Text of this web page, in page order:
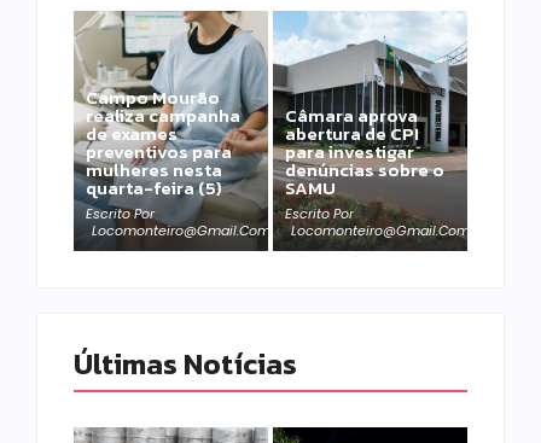
Campo Mourão
realiza campanha
de exames
preventivos para
mulheres nesta
quarta-feira (5)
Escrito Por
Locomonteiro@gmail.com
Câmara aprova
abertura de CPI
para investigar
denúncias sobre o
SAMU
Escrito Por
Locomonteiro@gmail.com
Últimas Notícias